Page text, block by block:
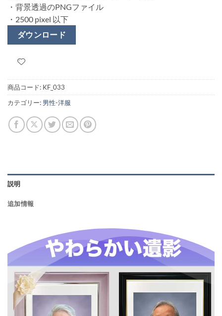
・背景透過のPNGファイル
・2500 pixel 以下
ダウンロード
商品コード: KF_033
カテゴリー: 男性-洋服
説明
追加情報